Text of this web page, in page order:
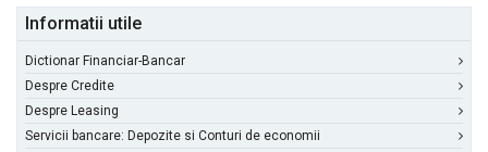
Informatii utile
Dictionar Financiar-Bancar
Despre Credite
Despre Leasing
Servicii bancare: Depozite si Conturi de economii